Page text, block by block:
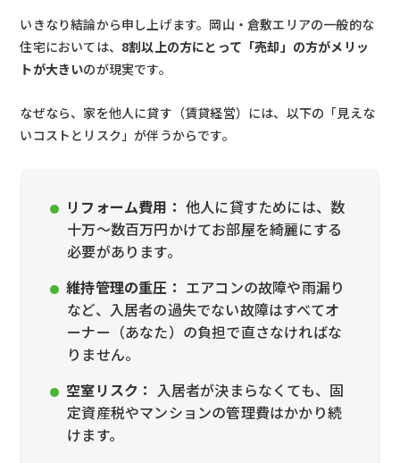
いきなり結論から申し上げます。岡山・倉敷エリアの一般的な
住宅においては、 8割以上の方にとって「売却」の方がメリッ
トが大きいのが現実です。
なぜなら、家を他人に貸す（賃貸経営）には、以下の「見えな
いコストとリスク」が伴うからです。
リフォーム費用： 他人に貸すためには、数
十万〜数百万円かけてお部屋を綺麗にする
必要があります。
維持管理の重圧： エアコンの故障や雨漏り
など、入居者の過失でない故障はすべてオ
ーナー（あなた）の負担で直さなければな
りません。
空室リスク： 入居者が決まらなくても、固
定資産税やマンションの管理費はかかり続
けます。